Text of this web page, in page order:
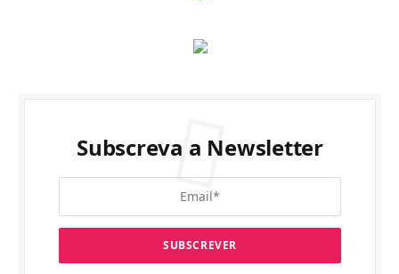
Subscreva a Newsletter